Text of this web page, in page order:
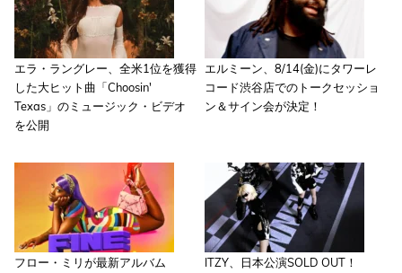
エラ・ラングレー、全米1位を獲得
した大ヒット曲「Choosin'
Texas」のミュージック・ビデオ
を公開
エルミーン、8/14(金)にタワーレ
コード渋谷店でのトークセッショ
ン＆サイン会が決定！
フロー・ミリが最新アルバム
ITZY、日本公演SOLD OUT！